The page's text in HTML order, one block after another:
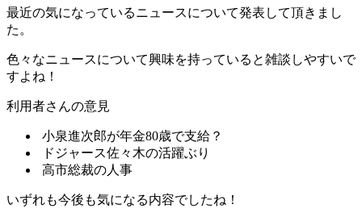
最近の気になっているニュースについて発表して頂きまし
た。
色々なニュースについて興味を持っていると雑談しやすいで
すよね！
利用者さんの意見
小泉進次郎が年金80歳で支給？
ドジャース佐々木の活躍ぶり
高市総裁の人事
いずれも今後も気になる内容でしたね！